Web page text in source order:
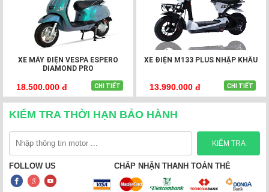
hệ thống Xe Điện Việt Thanh
- địa chỉmua xe máy điệnuy
tín với hơn 30 chi nhánh trên toàn quốc. Hotline tư vấn và
đặt hàng: 1900 2082.
XE MÁY ĐIỆN VESPA ESPERO
DIAMOND PRO
18.500.000 đ CHI TIẾT
XE ĐIỆN M133 PLUS NHẬP KHẨU
13.990.000 đ CHI TIẾT
KIỂM TRA THỜI HẠN BẢO HÀNH
FOLLOW US CHẤP NHẬN THANH TOÁN THẺ